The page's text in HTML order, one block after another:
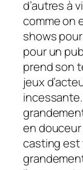
d’autres à
comme on
shows
pour un
prend son
jeux
en
casting est